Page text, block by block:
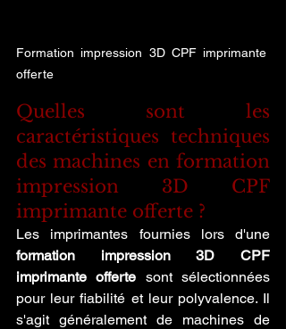
Formation impression 3D CPF imprimante
offerte
Quelles sont les
caractéristiques techniques
des machines en formation
impression 3D CPF
imprimante offerte ?
formation impression 3D CPF
imprimante offerte sont sélectionnées
pour leur fiabilité et leur polyvalence. Il
s'agit généralement de machines de